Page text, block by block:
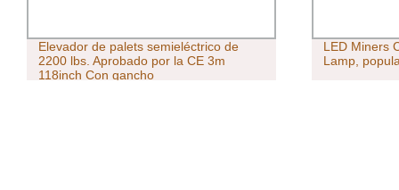
Elevador de palets semieléctrico de
2200 lbs. Aprobado por la CE 3m
118inch Con gancho
LED Miners
Lamp,